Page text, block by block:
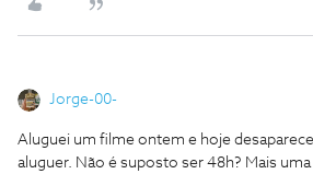
Jorge-00-
Aluguei um filme ontem e hoje
aluguer. Não é suposto ser 48h? Mais